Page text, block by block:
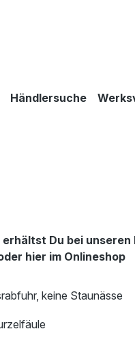
Händlersuche
Du bei unseren
hier im Onlineshop
keine Staunässe